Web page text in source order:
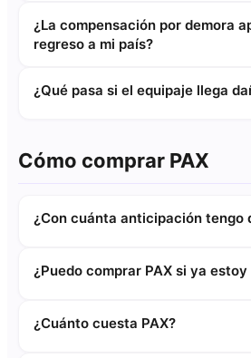
¿La compensación por demora
regreso a mi país?
¿Qué pasa si el equipaje llega
Cómo comprar PAX
¿Con cuánta anticipación tengo
¿Puedo comprar PAX si ya
¿Cuánto cuesta PAX?